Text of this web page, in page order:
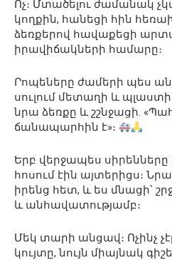
Ոչ։ Մտածելու ժամանակ
կողքին, հանեցի հին
ձեռքերով հավաքեցի
իրավիճակների համարը։
Րոպեները ժամերի պես
սուլում մետաղի և
նրա ձեռքը և շշնջացի.
ճանապարհին է»։
Երբ վերջապես սիրենները
հոսում էին այտերիցս։
իրենց հետ, և ես մնացի՝
և անհավատությամբ։
Մեկ տարի անցավ։ Ոչինչ
կույտը, նույն միայնակ